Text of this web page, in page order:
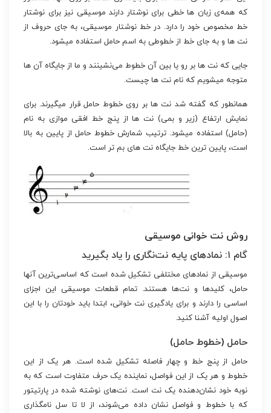
که همه‌ی زبان ها خطی برای نوشتار دارند موسیقی نیز برای نوشتار
خط مخصوص خود را دارد. در خط نوشتار موسیقی، به جای حروف از
نت ها و به جای خط از خطوطی به اسم حامل استفاده میشود.
جایی که نت ها بر رو یا بین آن خطوط می‌نشینند و ما از جایگاه آن ها
متوجه میشویم که نام نت ها چیست.
همانطور که گفته شد نت ها بر روی خطوط حامل قرار میگیرند. برای
نمایش ارتفاع (زیر و بمی) نت ها از پنج خط افقی موازی به نام
(حامل) استفاده میشود. ترتیب شمارش خطوط حامل از پایین به بالا
است، پایین ترین خط جایگاه نت های بم تر است.
روش نت خوانی موسیقی
گام ۱: نمادهای پایه نت‌نگاری را یاد بگیرید
موسیقی از نمادهای مختلفی تشکیل شده است که اساسی‌ترین آنها
حامل، کلیدها و نت‌ها هستند. تمام قطعات موسیقی این اجزای
اساسی را دارند و برای یادگیری نت خوانی، ابتدا باید خودتان را با این
اصول اولیه آشنا کنید.
حامل (خطوط حامل)
حامل از پنج خط و چهار فاصله تشکیل شده است. هر یک از این
خطوط و هر یک از این فواصل، نماینده یک حرف متفاوت است که به
نوبه خود نشان‌دهنده یک نت است. نت‌های نوشته شده در پارتیتور
که با خطوط و فواصل نشان داده می‌شوند، از لا تا سل نامگذاری